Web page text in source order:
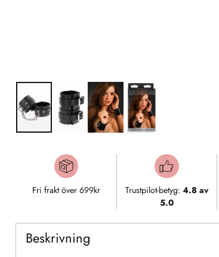
Fri frakt över 699kr Trustpilot-betyg: 4.8 av
5.0
Beskrivning